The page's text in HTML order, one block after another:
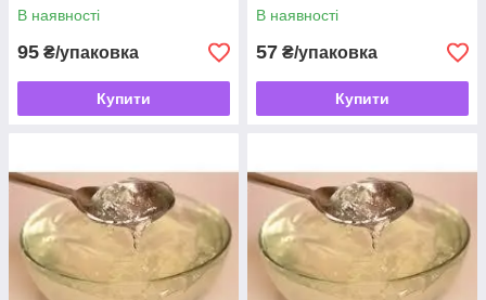
В наявності
95 ₴/упаковка
Купити
В наявності
57 ₴/упаковка
Купити